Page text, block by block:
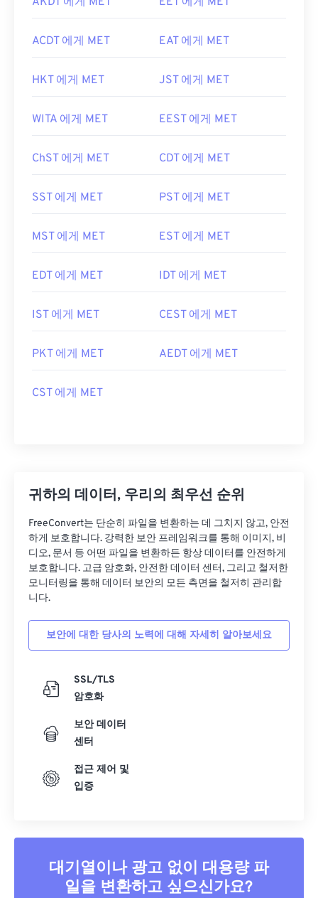
ACDT 에게 MET EAT 에게 MET
HKT 에게 MET JST 에게 MET
WITA 에게 MET EEST 에게 MET
ChST 에게 MET CDT 에게 MET
SST 에게 MET PST 에게 MET
MST 에게 MET EST 에게 MET
EDT 에게 MET IDT 에게 MET
IST 에게 MET CEST 에게 MET
PKT 에게 MET AEDT 에게 MET
CST 에게 MET
귀하의 데이터, 우리의 최우선 순위
FreeConvert는 단순히 파일을 변환하는 데 그치지 않고, 안전
하게 보호합니다. 강력한 보안 프레임워크를 통해 이미지, 비
디오, 문서 등 어떤 파일을 변환하든 항상 데이터를 안전하게
보호합니다. 고급 암호화, 안전한 데이터 센터, 그리고 철저한
모니터링을 통해 데이터 보안의 모든 측면을 철저히 관리합
니다.
보안에 대한 당사의 노력에 대해 자세히 알아보세요
SSL/TLS
암호화
보안 데이터
센터
접근 제어 및
입증
대기열이나 광고 없이 대용량 파
일을 변환하고 싶으신가요?